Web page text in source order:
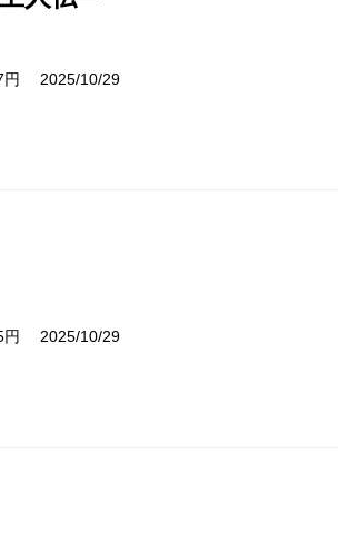
円 2025/10/29
円 2025/10/29